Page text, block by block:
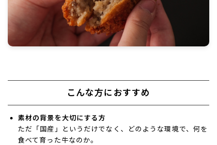
こんな方におすすめ
素材の背景を大切にする方
ただ「国産」というだけでなく、どのような環境で、何を
食べて育った牛なのか。